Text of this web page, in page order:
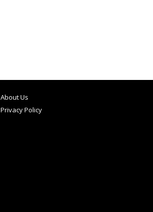
About Us
Privacy Policy